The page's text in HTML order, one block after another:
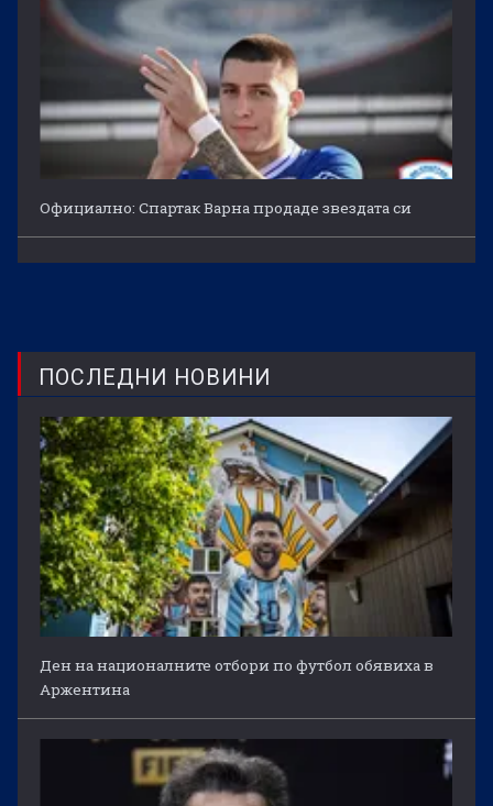
Официално: Спартак Варна продаде звездата си
ПОСЛЕДНИ НОВИНИ
Ден на националните отбори по футбол обявиха в
Аржентина